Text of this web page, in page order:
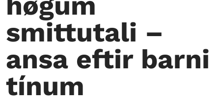
smittutali –
ansa eftir barni
tínum